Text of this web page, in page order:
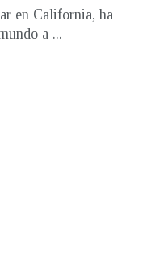
en California, ha
a ...